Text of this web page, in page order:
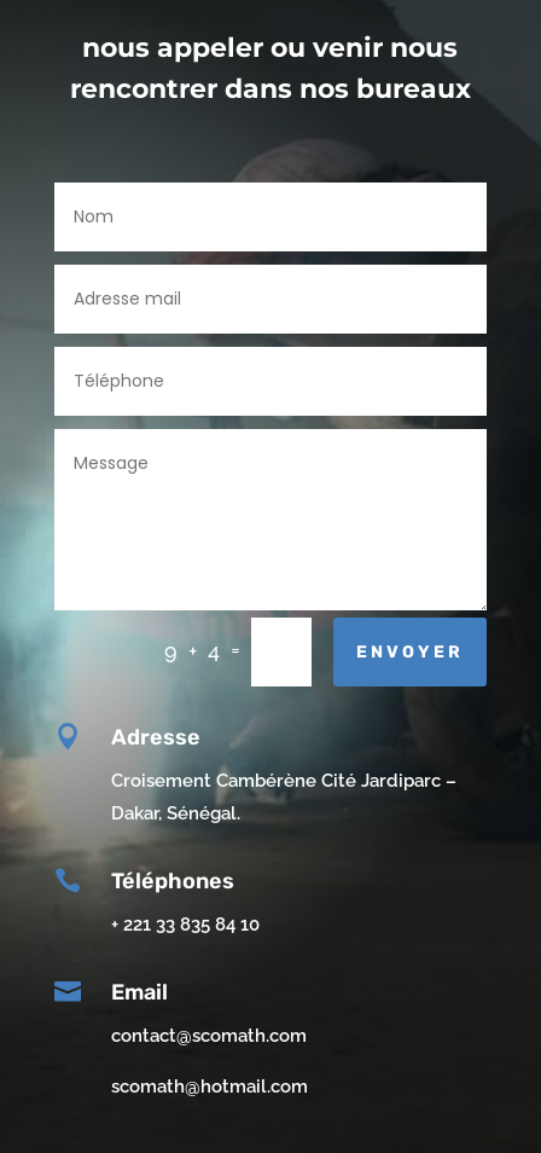
nous appeler ou venir nous
rencontrer dans nos bureaux
9 + 4 = ENVOYER
 Adresse
Croisement Cambérène Cité Jardiparc –
Dakar, Sénégal.
 Téléphones
+ 221 33 835 84 10
 Email
contact@scomath.com
scomath@hotmail.com